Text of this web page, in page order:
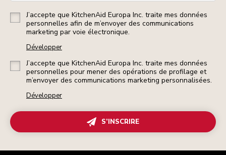
J’accepte que KitchenAid Europa Inc. traite mes données
personnelles afin de m’envoyer des communications
marketing par voie électronique.
Développer
J’accepte que KitchenAid Europa Inc. traite mes données
personnelles pour mener des opérations de profilage et
m’envoyer des communications marketing personnalisées.
Développer
S’INSCRIRE